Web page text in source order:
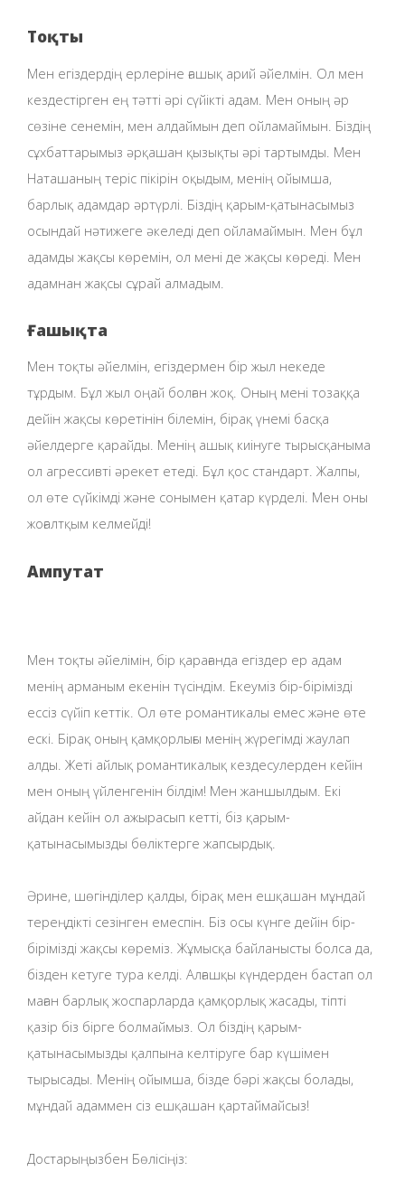
Тоқты
Мен егіздердің ерлеріне ғашық арий әйелмін. Ол мен
кездестірген ең тәтті әрі сүйікті адам. Мен оның әр
сөзіне сенемін, мен алдаймын деп ойламаймын. Біздің
сұхбаттарымыз әрқашан қызықты әрі тартымды. Мен
Наташаның теріс пікірін оқыдым, менің ойымша,
барлық адамдар әртүрлі. Біздің қарым-қатынасымыз
осындай нәтижеге әкеледі деп ойламаймын. Мен бұл
адамды жақсы көремін, ол мені де жақсы көреді. Мен
адамнан жақсы сұрай алмадым.
Ғашықта
Мен тоқты әйелмін, егіздермен бір жыл некеде
тұрдым. Бұл жыл оңай болған жоқ. Оның мені тозаққа
дейін жақсы көретінін білемін, бірақ үнемі басқа
әйелдерге қарайды. Менің ашық киінуге тырысқаныма
ол агрессивті әрекет етеді. Бұл қос стандарт. Жалпы,
ол өте сүйкімді және сонымен қатар күрделі. Мен оны
жоғалтқым келмейді!
Ампутат
Мен тоқты әйелімін, бір қарағанда егіздер ер адам
менің арманым екенін түсіндім. Екеуміз бір-бірімізді
ессіз сүйіп кеттік. Ол өте романтикалы емес және өте
ескі. Бірақ оның қамқорлығы менің жүрегімді жаулап
алды. Жеті айлық романтикалық кездесулерден кейін
мен оның үйленгенін білдім! Мен жаншылдым. Екі
айдан кейін ол ажырасып кетті, біз қарым-
қатынасымызды бөліктерге жапсырдық.
Әрине, шөгінділер қалды, бірақ мен ешқашан мұндай
тереңдікті сезінген емеспін. Біз осы күнге дейін бір-
бірімізді жақсы көреміз. Жұмысқа байланысты болса да,
бізден кетуге тура келді. Алғашқы күндерден бастап ол
маған барлық жоспарларда қамқорлық жасады, тіпті
қазір біз бірге болмаймыз. Ол біздің қарым-
қатынасымызды қалпына келтіруге бар күшімен
тырысады. Менің ойымша, бізде бәрі жақсы болады,
мұндай адаммен сіз ешқашан қартаймайсыз!
Достарыңызбен Бөлісіңіз: